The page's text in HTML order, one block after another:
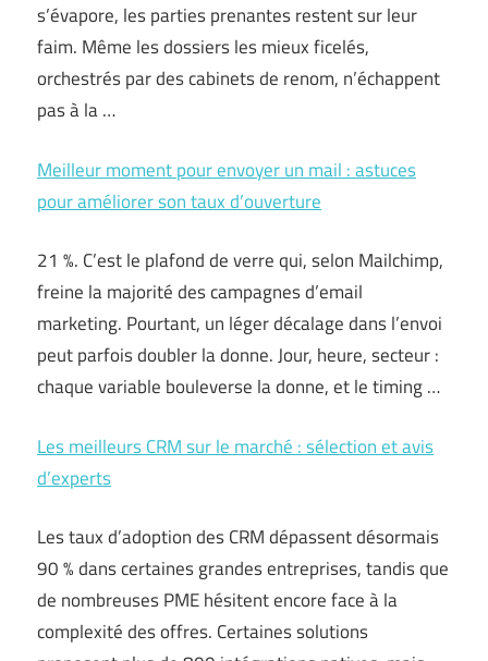
s’évapore, les parties prenantes restent sur leur
faim. Même les dossiers les mieux ficelés,
orchestrés par des cabinets de renom, n’échappent
pas à la …
Meilleur moment pour envoyer un mail : astuces
pour améliorer son taux d’ouverture
21 %. C’est le plafond de verre qui, selon Mailchimp,
freine la majorité des campagnes d’email
marketing. Pourtant, un léger décalage dans l’envoi
peut parfois doubler la donne. Jour, heure, secteur :
chaque variable bouleverse la donne, et le timing …
Les meilleurs CRM sur le marché : sélection et avis
d’experts
Les taux d’adoption des CRM dépassent désormais
90 % dans certaines grandes entreprises, tandis que
de nombreuses PME hésitent encore face à la
complexité des offres. Certaines solutions